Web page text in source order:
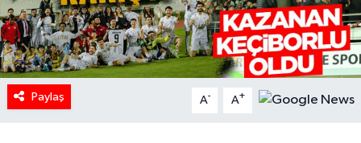
Paylaş A- A+
Oyun
POLİTİKA